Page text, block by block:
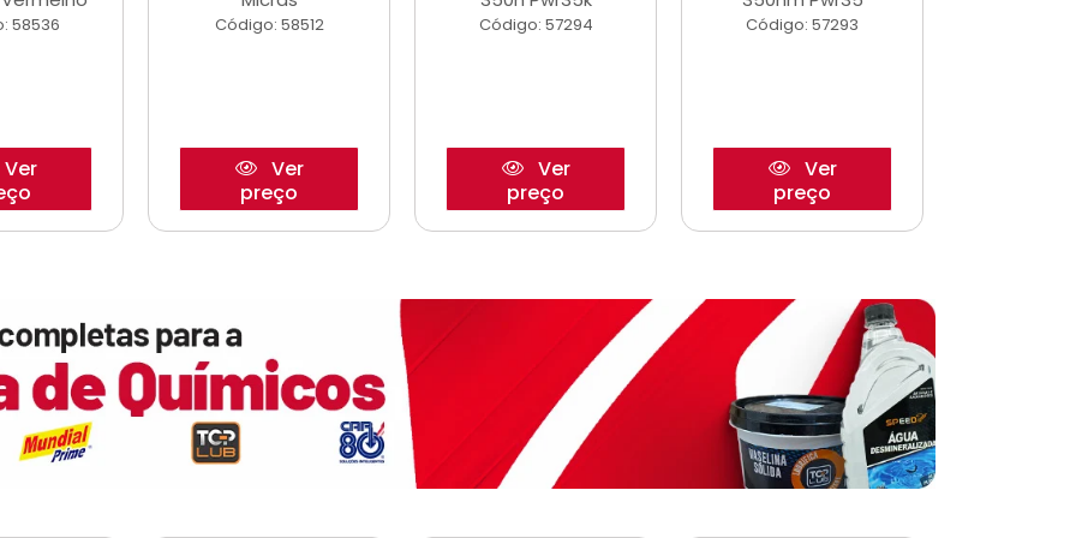
58536
Ver
Código: 58512
Ver
preço
Código: 57294
Ver
preço
Código: 57293
Ver
preço